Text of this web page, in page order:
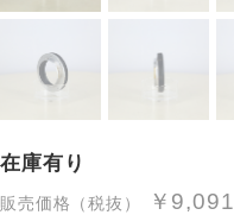
在庫有り
販売価格（税抜） ￥9,091